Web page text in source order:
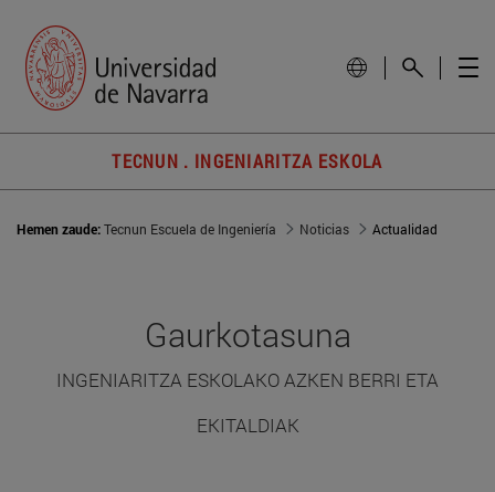
TECNUN . INGENIARITZA ESKOLA
Hemen zaude:Tecnun Escuela de Ingeniería Noticias Actualidad
Gaurkotasuna
INGENIARITZA ESKOLAKO AZKEN BERRI ETA
EKITALDIAK